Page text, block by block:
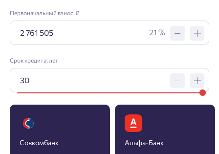
Первоначальный взнос, ₽
21 %
Срок кредита, лет
Совкомбанк Альфа-Банк
Заявка на ипотеку
Пожалуйста, оставьте ваши контакты и мы вам